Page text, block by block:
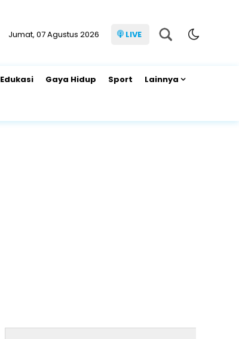
Jumat, 07 Agustus 2026 LIVE
Edukasi Gaya Hidup Sport Lainnya